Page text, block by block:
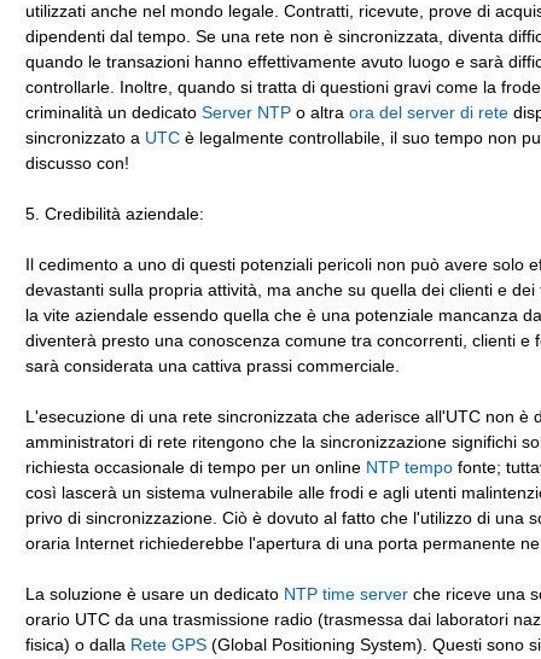
utilizzati anche nel mondo legale. Contratti, ricevute, prove di
dipendenti dal tempo. Se una rete non è sincronizzata, diventa
quando le transazioni hanno effettivamente avuto luogo e sarà
controllarle. Inoltre, quando si tratta di questioni gravi come la
criminalità un dedicato Server NTP o altra ora del server di rete
sincronizzato a UTC è legalmente controllabile, il suo tempo non
discusso con!
5. Credibilità aziendale:
Il cedimento a uno di questi potenziali pericoli non può avere solo
devastanti sulla propria attività, ma anche su quella dei clienti e dei
la vite aziendale essendo quella che è una potenziale mancanza
diventerà presto una conoscenza comune tra concorrenti, clienti e
sarà considerata una cattiva prassi commerciale.
L'esecuzione di una rete sincronizzata che aderisce all'UTC non è
amministratori di rete ritengono che la sincronizzazione significhi
richiesta occasionale di tempo per un online NTP tempo fonte;
così lascerà un sistema vulnerabile alle frodi e agli utenti
privo di sincronizzazione. Ciò è dovuto al fatto che l'utilizzo di una
oraria Internet richiederebbe l'apertura di una porta permanente
La soluzione è usare un dedicato NTP time server che riceve una
orario UTC da una trasmissione radio (trasmessa dai laboratori
fisica) o dalla Rete GPS (Global Positioning System). Questi sono